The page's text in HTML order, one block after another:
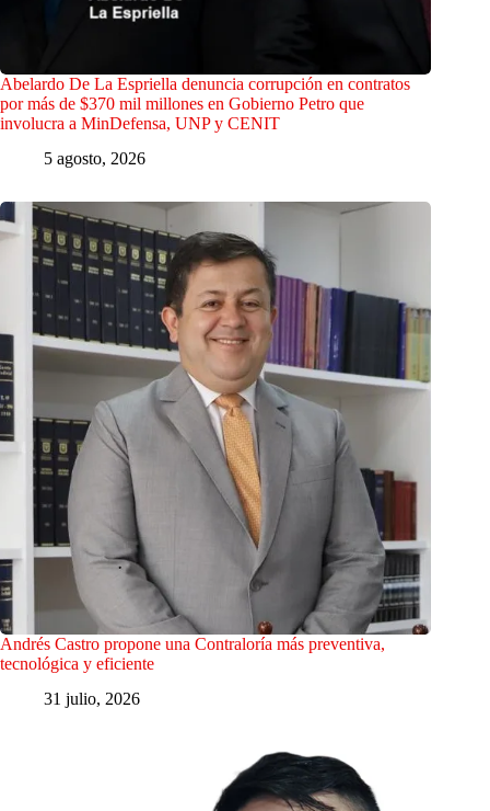
Abelardo De La Espriella denuncia corrupción en contratos
por más de $370 mil millones en Gobierno Petro que
involucra a MinDefensa, UNP y CENIT
5 agosto, 2026
Andrés Castro propone una Contraloría más preventiva,
tecnológica y eficiente
31 julio, 2026